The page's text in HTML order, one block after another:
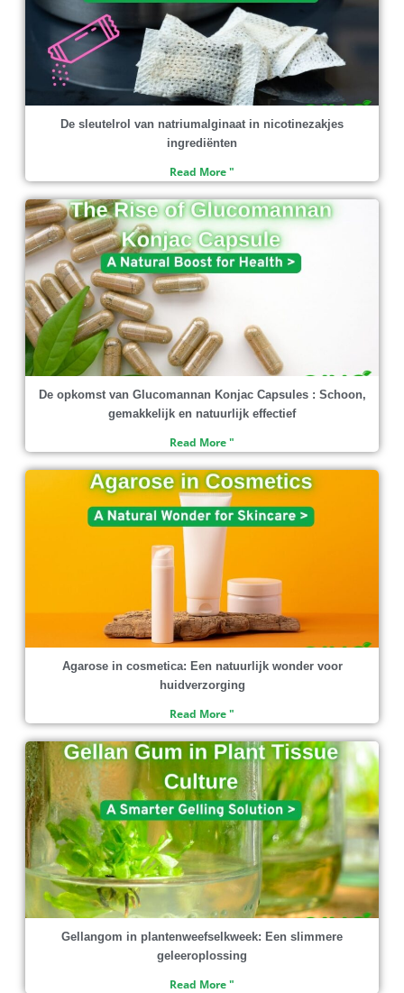
De sleutelrol van natriumalginaat in nicotinezakjes
ingrediënten
Read More "
De opkomst van Glucomannan Konjac Capsules : Schoon,
gemakkelijk en natuurlijk effectief
Read More "
Agarose in cosmetica: Een natuurlijk wonder voor
huidverzorging
Read More "
Gellangom in plantenweefselkweek: Een slimmere
geleeroplossing
Read More "